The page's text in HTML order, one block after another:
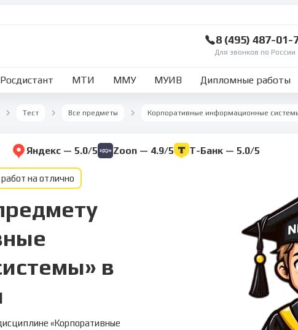
8 (495) 487-01-
Для звонков по России
Росдистант МТИ ММУ МУИВ Дипломные работы
Тест Все предметы Корпоративные информационные
Яндекс — 5.0/5 Zoon — 4.9/5 Т-Банк — 5.0/5
на отлично
в
«Корпоративные